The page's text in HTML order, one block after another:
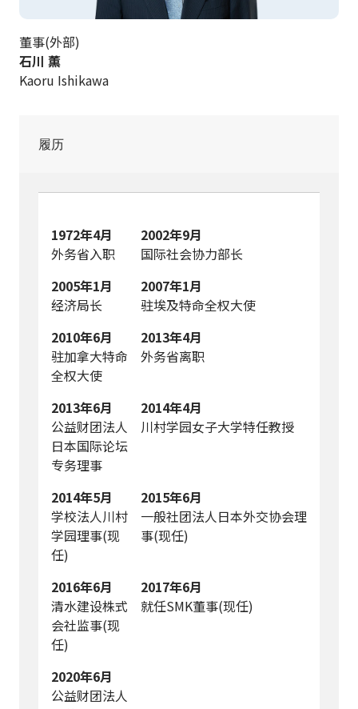
董事(外部)
石川 薫
Kaoru Ishikawa
履历
1972年4月
外务省入职
2002年9月
国际社会协力部长
2005年1月
经济局长
2007年1月
驻埃及特命全权大使
2010年6月
驻加拿大特命
全权大使
2013年4月
外务省离职
2013年6月
公益财团法人
日本国际论坛
专务理事
2014年4月
川村学园女子大学特任教授
2014年5月
学校法人川村
学园理事(现
任)
2015年6月
一般社团法人日本外交协会理
事(现任)
2016年6月
清水建设株式
会社监事(现
任)
2017年6月
就任SMK董事(现任)
2020年6月
公益财团法人